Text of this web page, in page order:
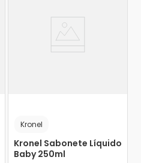
Kronel
Kronel Sabonete Líquido
Baby 250ml